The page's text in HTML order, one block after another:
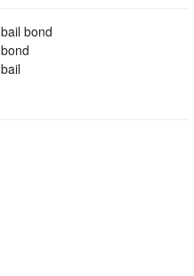
bail bond
bond
bail